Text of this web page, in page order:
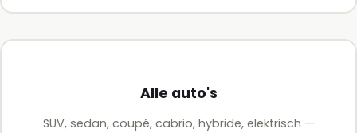
Alle auto's
SUV, sedan, coupé, cabrio, hybride, elektrisch —